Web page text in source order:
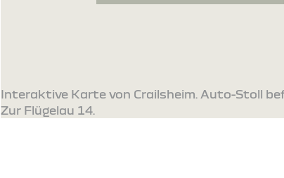
Interaktive Karte von Crailsheim. Auto-Stoll
Zur Flügelau 14.